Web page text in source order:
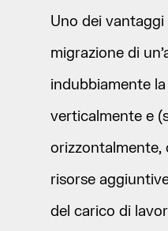
Uno dei
migrazione di
indubbiamente
verticalmente e
orizzontalmente,
risorse
del carico di